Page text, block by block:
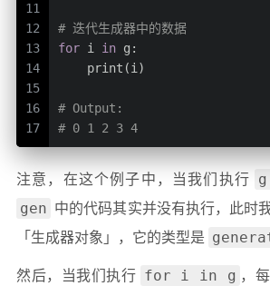
11
12
13
14
15
16
17
# 迭代生成器中的数据
for i in g:
    print(i)
# Output:
# 0 1 2 3 4
注意，在这个例子中，当我们执行
gen
中的代码其实并没有执行，此时
「生成器对象」，它的类型是
然后，当我们执行 for i in g ，